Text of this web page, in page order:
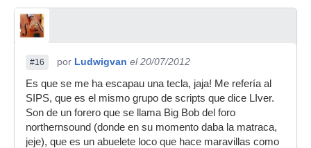
#16 por Ludwigvan el 20/07/2012
Es que se me ha escapau una tecla, jaja! Me refería al
SIPS, que es el mismo grupo de scripts que dice LIver.
Son de un forero que se llama Big Bob del foro
northernsound (donde en su momento daba la matraca,
jeje), que es un abuelete loco que hace maravillas como